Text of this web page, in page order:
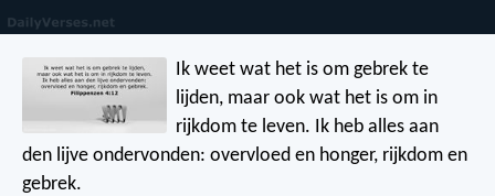
Ik weet wat het is om gebrek te
lijden, maar ook wat het is om in
rijkdom te leven. Ik heb alles aan
den lijve ondervonden: overvloed en honger, rijkdom en
gebrek.